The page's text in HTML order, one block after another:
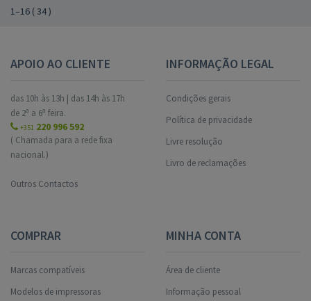
1–16 (34)
APOIO AO CLIENTE
das 10h às 13h | das 14h às 17h
de 2ª a 6ª feira.
+351 220 996 592
( Chamada para a rede fixa
nacional.)
Outros Contactos
INFORMAÇÃO LEGAL
Condições gerais
Política de privacidade
Livre resolução
Livro de reclamações
COMPRAR
Marcas compatíveis
Modelos de impressoras
MINHA CONTA
Área de cliente
Informação pessoal